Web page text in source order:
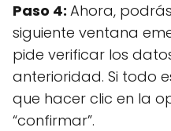
Paso 4: Ahora,
siguiente ventana
pide verificar los
anterioridad. Si todo
que hacer clic en la
“confirmar”.